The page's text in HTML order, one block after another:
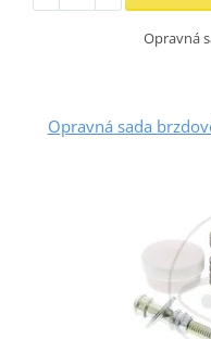
Opravná
Opravná sada